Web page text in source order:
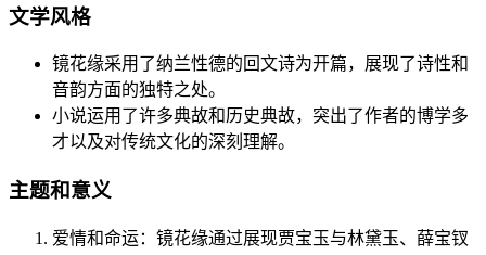
文学风格
镜花缘采用了纳兰性德的回文诗为开篇，展现了诗性和
音韵方面的独特之处。
小说运用了许多典故和历史典故，突出了作者的博学多
才以及对传统文化的深刻理解。
主题和意义
爱情和命运：镜花缘通过展现贾宝玉与林黛玉、薛宝钗